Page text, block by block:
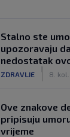
Stalno ste
upozoravaju
nedostatak
ZDRAVLJE 8. kol.
Ove znakove
pripisuju
vrijeme